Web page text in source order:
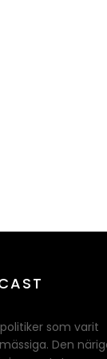
som varit
Den